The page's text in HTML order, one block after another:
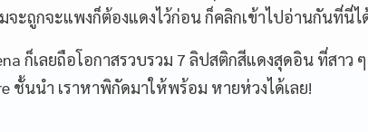
จะถูกจะแพงก็ต้องแดงไว้ก่อน ก็คลิกเข้าไปอ่านกันที่นี่ไ
ก็เลยถือโอกาสรวบรวม 7 ลิปสติกสีแดงสุดอิน ที่สาว
ชั้นนำ เราหาพิกัดมาให้พร้อม หายห่วงได้เลย!